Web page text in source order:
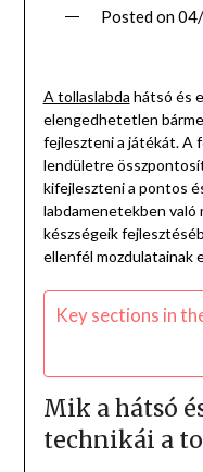
Posted on
A tollaslabda hátsó és
elengedhetetlen
fejleszteni a játékát. A
lendületre
kifejleszteni a pontos
labdamenetekben való
készségeik
ellenfél mozdulatainak
Key sections in
Mik a hátsó
technikái a